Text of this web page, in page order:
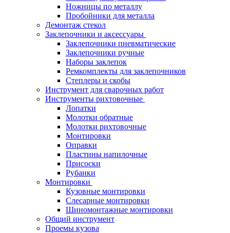
Ножницы по металлу
Пробойники для металла
Демонтаж стекол
Заклепочники и аксессуары
Заклепочники пневматические
Заклепочники ручные
Наборы заклепок
Ремкомплекты для заклепочников
Степлеры и скобы
Инструмент для сварочных работ
Инструменты рихтовочные
Лопатки
Молотки обратные
Молотки рихтовочные
Монтировки
Оправки
Пластины напилочные
Присоски
Рубанки
Монтировки
Кузовные монтировки
Слесарные монтировки
Шиномонтажные монтировки
Общий инструмент
Проемы кузова